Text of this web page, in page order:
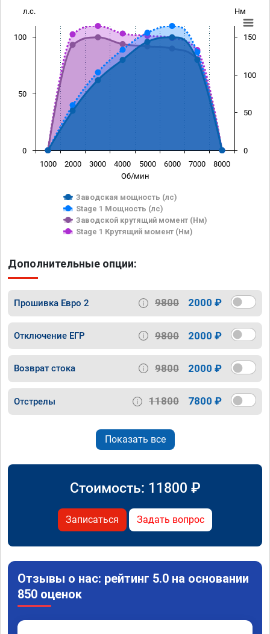
Об/мин
л.с. Нм
Заводская мощность (лс)
Stage 1 Мощность (лс)
Заводской крутящий момент (Нм)
Stage 1 Крутящий момент (Нм)
1000 2000 3000 4000 5000 6000 7000 8000
0
50
100
0
50
100
150
Дополнительные опции:
Прошивка Евро 2 9800 2000 ₽
Отключение ЕГР 9800 2000 ₽
Возврат стока 9800 2000 ₽
Отстрелы 11800 7800 ₽
Показать все
Стоимость: 11800 ₽
Записаться Задать вопрос
Отзывы о нас: рейтинг 5.0 на основании
850 оценок